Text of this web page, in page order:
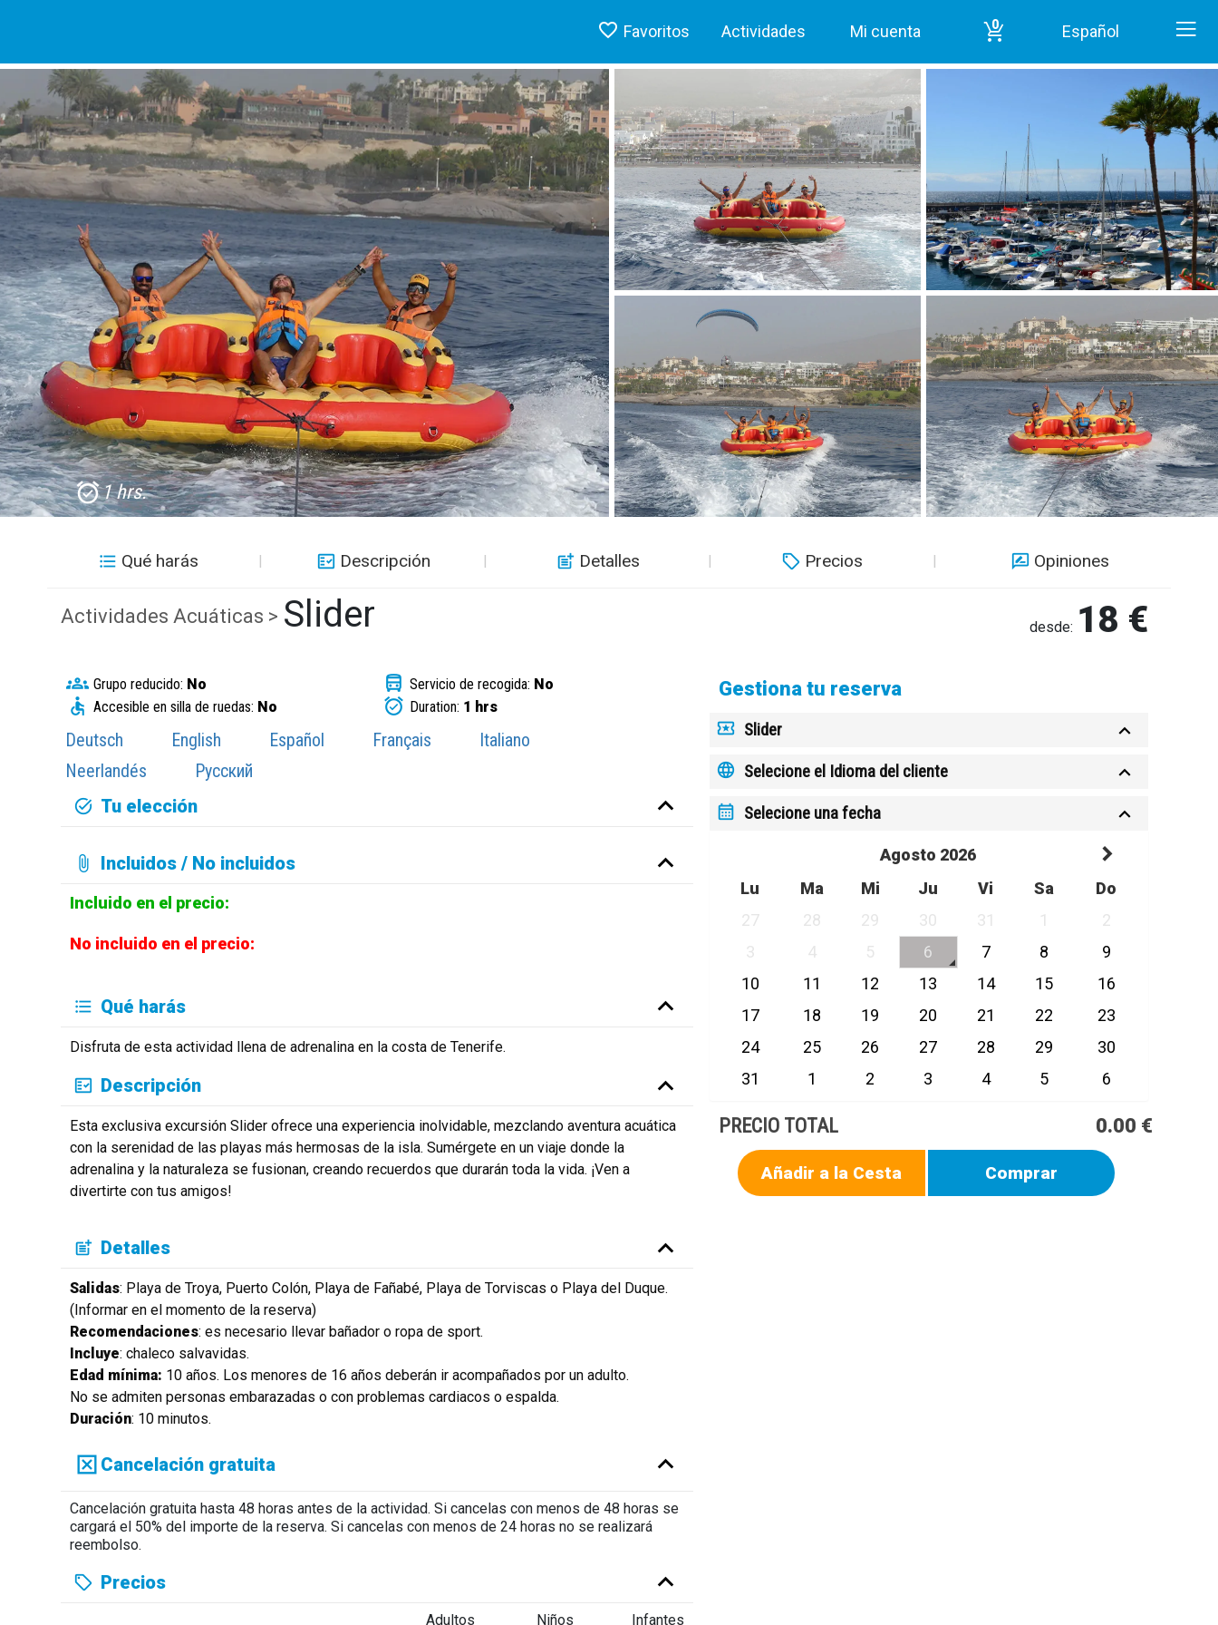
Favoritos Actividades Mi cuenta 0 Español
1 hrs.
Qué harás Descripción Detalles Precios Opiniones
Actividades Acuáticas > Slider desde: 18 €
Grupo reducido: No Servicio de recogida: No
Accesible en silla de ruedas: No Duration: 1 hrs
Deutsch English Español Français
Italiano
Neerlandés
Русский
Tu elección
Incluidos / No incluidos
Incluido en el precio:
No incluido en el precio:
Qué harás
Disfruta de esta actividad llena de adrenalina en la costa de Tenerife.
Descripción
Esta exclusiva excursión Slider ofrece una experiencia inolvidable, mezclando aventura acuática
con la serenidad de las playas más hermosas de la isla. Sumérgete en un viaje donde la
adrenalina y la naturaleza se fusionan, creando recuerdos que durarán toda la vida. ¡Ven a
divertirte con tus amigos!
Detalles
Salidas: Playa de Troya, Puerto Colón, Playa de Fañabé, Playa de Torviscas o Playa del Duque.
(Informar en el momento de la reserva)
Recomendaciones: es necesario llevar bañador o ropa de sport.
Incluye: chaleco salvavidas.
Edad mínima: 10 años. Los menores de 16 años deberán ir acompañados por un adulto.
No se admiten personas embarazadas o con problemas cardiacos o espalda.
Duración: 10 minutos.
Cancelación gratuita
Cancelación gratuita hasta 48 horas antes de la actividad. Si cancelas con menos de 48 horas se
cargará el 50% del importe de la reserva. Si cancelas con menos de 24 horas no se realizará
reembolso.
Precios
Adultos Niños Infantes
Gestiona tu reserva
Slider
Selecione el Idioma del cliente
Selecione una fecha
Agosto 2026
Lu
Ma Mi Ju Vi Sa
Do
27
28 29 30 31 1
2
3
4 5 6 7 8
9
10
11 12 13 14 15
16
17
18 19 20 21 22
23
24
25 26 27 28 29
30
31
1 2 3 4 5 6
PRECIO TOTAL 0.00 €
Añadir a la Cesta Comprar